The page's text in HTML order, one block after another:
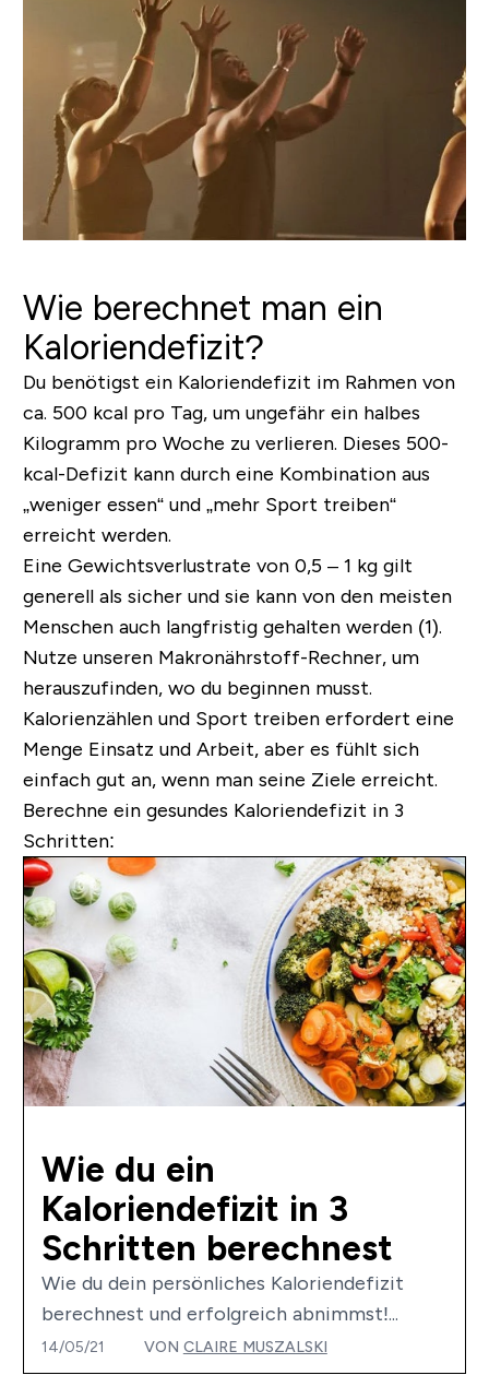
Wie berechnet man ein
Kaloriendefizit?
Du benötigst ein Kaloriendefizit im Rahmen von
ca. 500 kcal pro Tag, um ungefähr ein halbes
Kilogramm pro Woche zu verlieren. Dieses 500-
kcal-Defizit kann durch eine Kombination aus
„weniger essen“ und „mehr Sport treiben“
erreicht werden.
Eine Gewichtsverlustrate von 0,5 – 1 kg gilt
generell als sicher und sie kann von den meisten
Menschen auch langfristig gehalten werden (1).
Nutze unseren Makronährstoff-Rechner, um
herauszufinden, wo du beginnen musst.
Kalorienzählen und Sport treiben erfordert eine
Menge Einsatz und Arbeit, aber es fühlt sich
einfach gut an, wenn man seine Ziele erreicht.
Berechne ein gesundes Kaloriendefizit in 3
Schritten:
Wie du ein
Kaloriendefizit in 3
Schritten berechnest
Wie du dein persönliches Kaloriendefizit
berechnest und erfolgreich abnimmst!...
14/05/21 VON CLAIRE MUSZALSKI